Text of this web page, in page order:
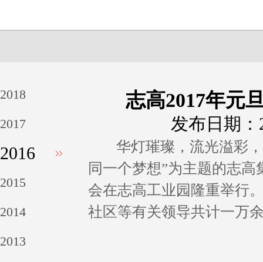
2018
2017
2016
2015
2014
2013
志高2017年元
发布日期
华灯璀璨，流光溢彩，
同一个梦想”为主题的志
会在志高工业园隆重举行
社区等有关领导共计一万